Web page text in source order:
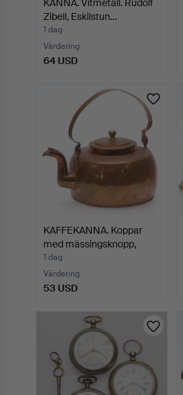
KANNA. Vitmetall. Rudolf
Zibell, Eskilstun…
1 dag
Värdering
64 USD
KAFFEKANNA. Koppar
med mässingsknopp,
hjär…
1 dag
Värdering
53 USD